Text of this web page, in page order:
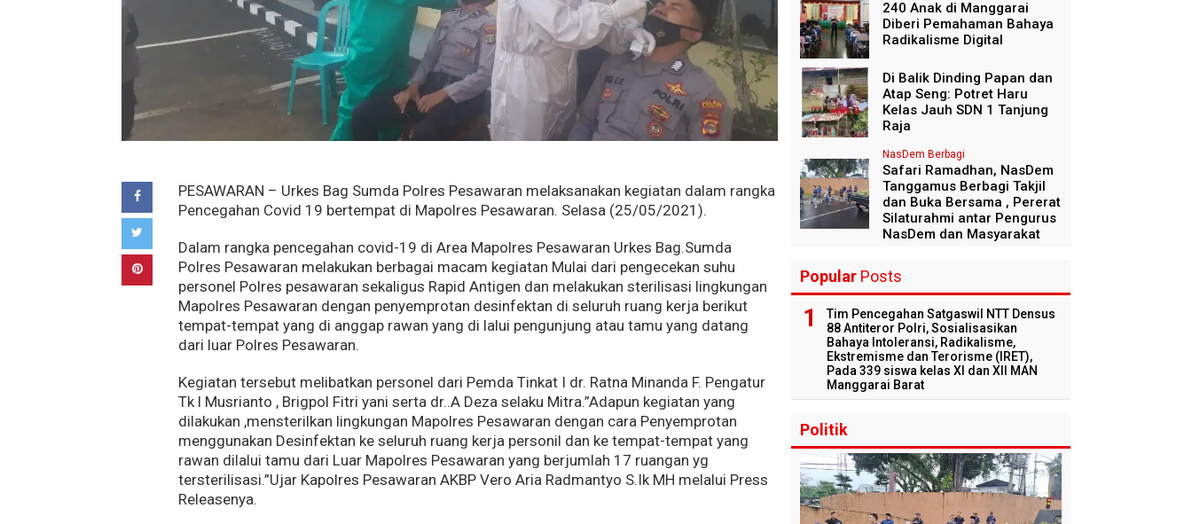
PESAWARAN – Urkes Bag Sumda Polres Pesawaran melaksanakan kegiatan dalam rangka
Pencegahan Covid 19 bertempat di Mapolres Pesawaran. Selasa (25/05/2021).
Dalam rangka pencegahan covid-19 di Area Mapolres Pesawaran Urkes Bag.Sumda
Polres Pesawaran melakukan berbagai macam kegiatan Mulai dari pengecekan suhu
personel Polres pesawaran sekaligus Rapid Antigen dan melakukan sterilisasi lingkungan
Mapolres Pesawaran dengan penyemprotan desinfektan di seluruh ruang kerja berikut
tempat-tempat yang di anggap rawan yang di lalui pengunjung atau tamu yang datang
dari luar Polres Pesawaran.
Kegiatan tersebut melibatkan personel dari Pemda Tinkat I dr. Ratna Minanda F. Pengatur
Tk l Musrianto , Brigpol Fitri yani serta dr..A Deza selaku Mitra.”Adapun kegiatan yang
dilakukan ,mensterilkan lingkungan Mapolres Pesawaran dengan cara Penyemprotan
menggunakan Desinfektan ke seluruh ruang kerja personil dan ke tempat-tempat yang
rawan dilalui tamu dari Luar Mapolres Pesawaran yang berjumlah 17 ruangan yg
tersterilisasi.”Ujar Kapolres Pesawaran AKBP Vero Aria Radmantyo S.Ik MH melalui Press
Releasenya.
240 Anak di Manggarai
Diberi Pemahaman Bahaya
Radikalisme Digital
Di Balik Dinding Papan dan
Atap Seng: Potret Haru
Kelas Jauh SDN 1 Tanjung
Raja
NasDem Berbagi
Safari Ramadhan, NasDem
Tanggamus Berbagi Takjil
dan Buka Bersama , Pererat
Silaturahmi antar Pengurus
NasDem dan Masyarakat
Popular Posts
Tim Pencegahan Satgaswil NTT Densus
88 Antiteror Polri, Sosialisasikan
Bahaya Intoleransi, Radikalisme,
Ekstremisme dan Terorisme (IRET),
Pada 339 siswa kelas XI dan XII MAN
Manggarai Barat
Politik